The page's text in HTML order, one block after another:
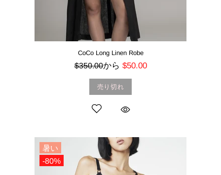
CoCo Long Linen Robe
$350.00から $50.00
売り切れ
暑い
-80%